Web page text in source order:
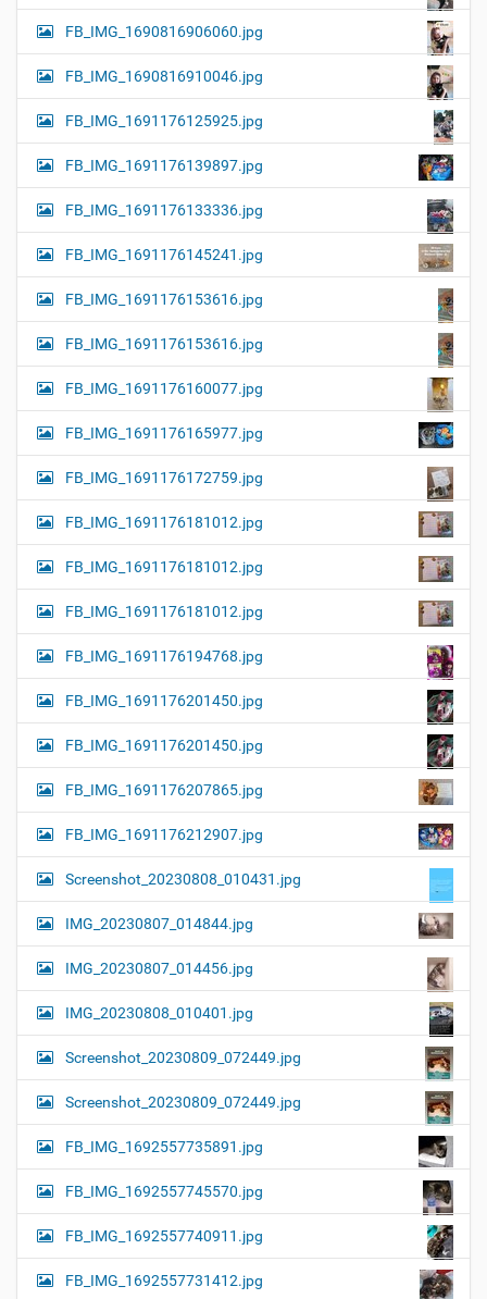
FB_IMG_1690816906060.jpg
FB_IMG_1690816910046.jpg
FB_IMG_1691176125925.jpg
FB_IMG_1691176139897.jpg
FB_IMG_1691176133336.jpg
FB_IMG_1691176145241.jpg
FB_IMG_1691176153616.jpg
FB_IMG_1691176153616.jpg
FB_IMG_1691176160077.jpg
FB_IMG_1691176165977.jpg
FB_IMG_1691176172759.jpg
FB_IMG_1691176181012.jpg
FB_IMG_1691176181012.jpg
FB_IMG_1691176181012.jpg
FB_IMG_1691176194768.jpg
FB_IMG_1691176201450.jpg
FB_IMG_1691176201450.jpg
FB_IMG_1691176207865.jpg
FB_IMG_1691176212907.jpg
Screenshot_20230808_010431.jpg
IMG_20230807_014844.jpg
IMG_20230807_014456.jpg
IMG_20230808_010401.jpg
Screenshot_20230809_072449.jpg
Screenshot_20230809_072449.jpg
FB_IMG_1692557735891.jpg
FB_IMG_1692557745570.jpg
FB_IMG_1692557740911.jpg
FB_IMG_1692557731412.jpg